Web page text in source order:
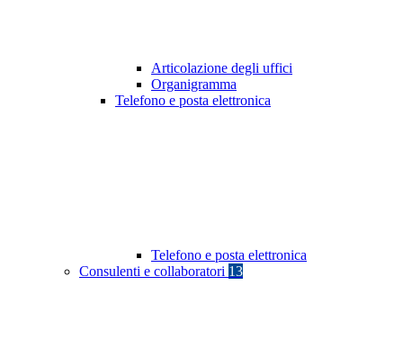
Articolazione degli uffici
Organigramma
Telefono e posta elettronica
Telefono e posta elettronica
Consulenti e collaboratori 13